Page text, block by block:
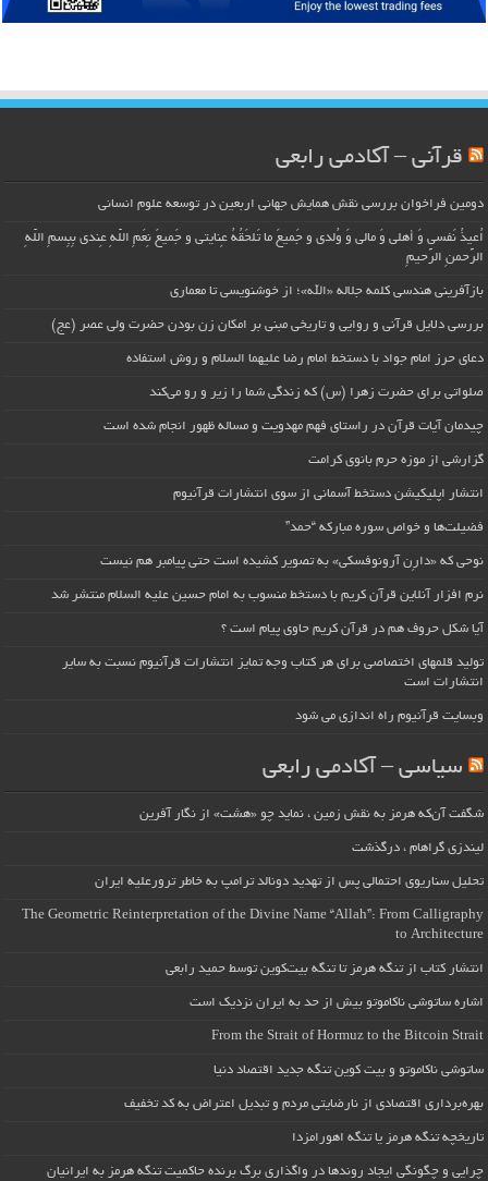
قرآنی – آکادمی رابعی
دومین فراخوان بررسی نقش همایش جهانی اربعین در توسعه علوم انسانی
اُعیذُ نَفسی وَ أهلی وَ مالی وَ وُلدی و جَمیعَ ما تَلحَقُهُ عِنایتی و جَمیعَ نِعَمِ اللّهِ عِندی بِبِسمِ اللّهِ
الرَّحمنِ الرَّحیمِ
بازآفرینی هندسی کلمه جلاله «الله»؛ از خوشنویسی تا معماری
بررسی دلایل قرآنی و روایی و تاریخی مبنی بر امکان زن بودن حضرت ولی عصر (عج)
دعای حرز امام جواد با دستخط امام رضا علیهما السلام و روش استفاده
صلواتی برای حضرت زهرا (س) که زندگی شما را زیر و رو می‌کند
چیدمان آیات قرآن در راستای فهم مهدویت و مساله ظهور انجام شده است
گزارشی از موزه حرم بانوی کرامت
انتشار اپلیکیشن دستخط آسمانی از سوی انتشارات قرآنیوم
فضیلت‌ها و خواص سوره مبارکه “حمد”
نوحی که «دارِن آرونوفسکی» به تصویر کشیده است حتی پیامبر هم نیست
نرم افزار آنلاین قرآن کریم با دستخط منسوب به امام حسین علیه السلام منتشر شد
آیا شکل حروف هم در قرآن کریم حاوی پیام است ؟
تولید قلمهای اختصاصی برای هر کتاب وجه تمایز انتشارات قرآنیوم نسبت به سایر
انتشارات است
وبسایت قرآنیوم راه اندازی می شود
سیاسی – آکادمی رابعی
شگفت آن‌که هرمز به نقش زمین ، نماید چو «هشت» از نگار آفرین
لیندزی گراهام ، درگذشت
تحلیل سناریوی احتمالی پس از تهدید دونالد ترامپ به خاطر ترورعلیه ایران
The Geometric Reinterpretation of the Divine Name “Allah”: From Calligraphy
to Architecture
انتشار کتاب از تنگه هرمز تا تنگه بیت‌کوین توسط حمید رابعی
اشاره ساتوشی ناکاموتو بیش از حد به ایران نزدیک است
From the Strait of Hormuz to the Bitcoin Strait
ساتوشی ناکاموتو و بیت کوین تنگه جدید اقتصاد دنیا
بهره‌برداری اقتصادی از نارضایتی مردم و تبدیل اعتراض به کد تخفیف
تاریخچه تنگه هرمز یا تنگه اهورامزدا
چرایی و چگونگی ایجاد روندها در واگذاری برگ برنده حاکمیت تنگه هرمز به ایرانیان